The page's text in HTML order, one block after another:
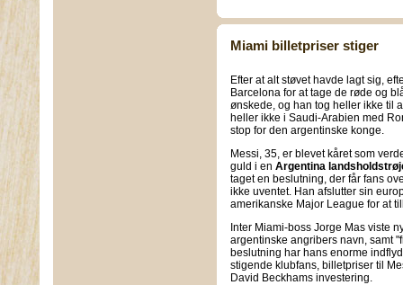
Miami billetpriser stiger
Efter at alt støvet havde lagt sig,
Barcelona for at tage de røde og
ønskede, og han tog heller ikke til
heller ikke i Saudi-Arabien med
stop for den argentinske konge.
Messi, 35, er blevet kåret som
guld i en Argentina
taget en beslutning, der får fans
ikke uventet. Han afslutter sin
amerikanske Major League for at
Inter Miami-boss Jorge Mas viste
argentinske angribers navn, samt
beslutning har hans enorme
stigende klubfans, billetpriser til
David Beckhams investering.